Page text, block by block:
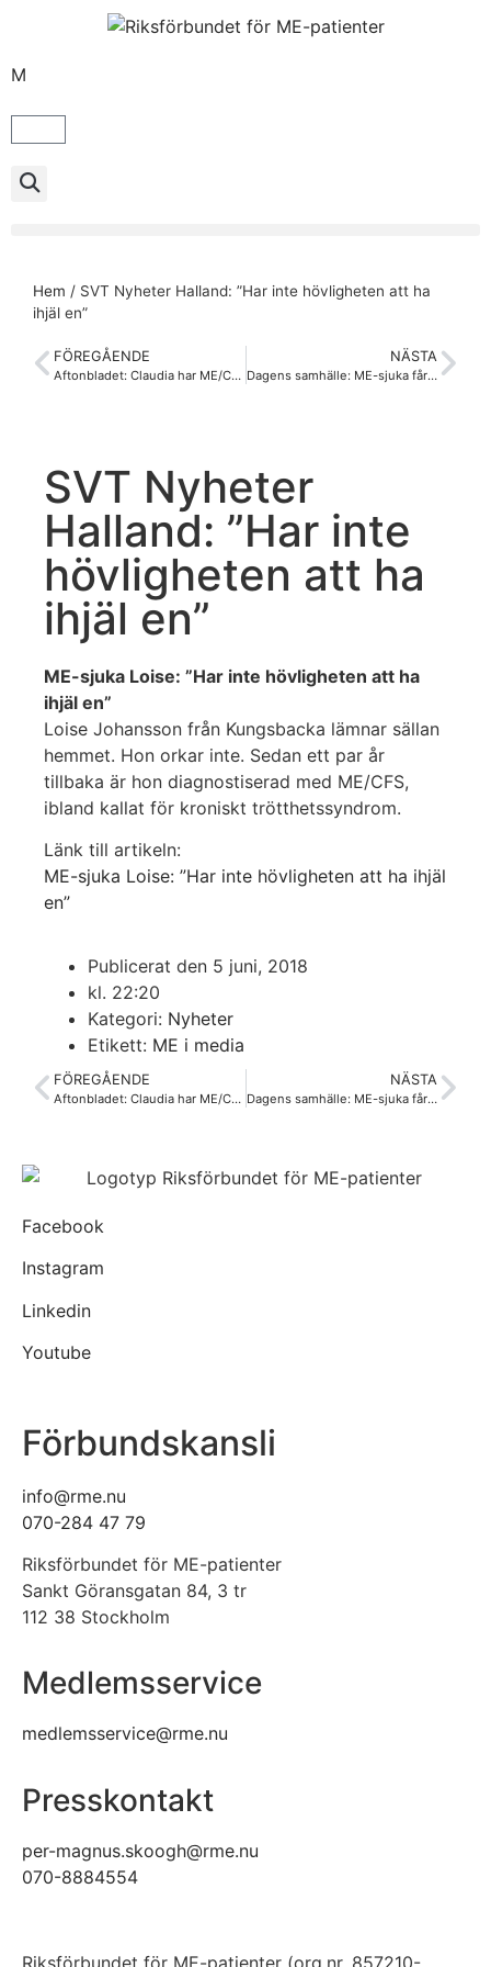
M
Hem / SVT Nyheter Halland: ”Har inte hövligheten att ha
ihjäl en”
FÖREGÅENDE
Aftonbladet: Claudia har ME/CFS – nu dras hennes sjukpenning in
NÄSTA
Dagens samhälle: ME-sjuka får vänta länge på sin diagnos
SVT Nyheter
Halland: ”Har inte
hövligheten att ha
ihjäl en”
ME-sjuka Loise: ”Har inte hövligheten att ha
ihjäl en”
Loise Johansson från Kungsbacka lämnar sällan
hemmet. Hon orkar inte. Sedan ett par år
tillbaka är hon diagnostiserad med ME/CFS,
ibland kallat för kroniskt trötthetssyndrom.
Länk till artikeln:
ME-sjuka Loise: ”Har inte hövligheten att ha ihjäl
en”
Publicerat den 5 juni, 2018
kl. 22:20
Kategori: Nyheter
Etikett: ME i media
FÖREGÅENDE
Aftonbladet: Claudia har ME/CFS – nu dras hennes sjukpenning in
NÄSTA
Dagens samhälle: ME-sjuka får vänta länge på sin diagnos
Facebook
Instagram
Linkedin
Youtube
Förbundskansli
info@rme.nu
070-284 47 79
Riksförbundet för ME-patienter
Sankt Göransgatan 84, 3 tr
112 38 Stockholm
Medlemsservice
medlemsservice@rme.nu
Presskontakt
per-magnus.skoogh@rme.nu
070-8884554